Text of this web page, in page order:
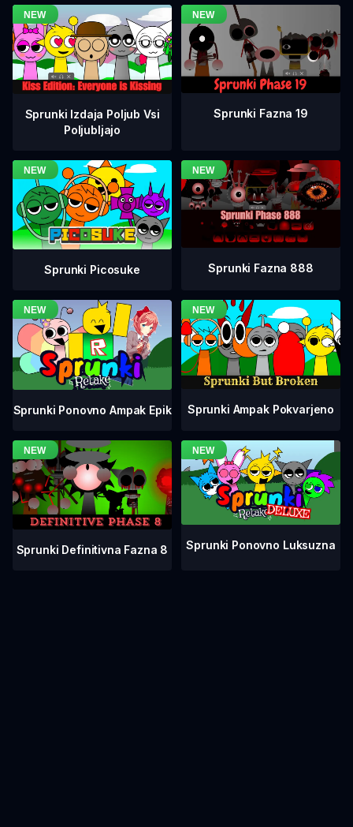
Sprunki Izdaja Poljub Vsi
Poljubljajo
Sprunki Fazna 19
Sprunki Picosuke Sprunki Fazna 888
Sprunki Ponovno Ampak Epik Sprunki Ampak Pokvarjeno
Sprunki Definitivna Fazna 8 Sprunki Ponovno Luksuzna